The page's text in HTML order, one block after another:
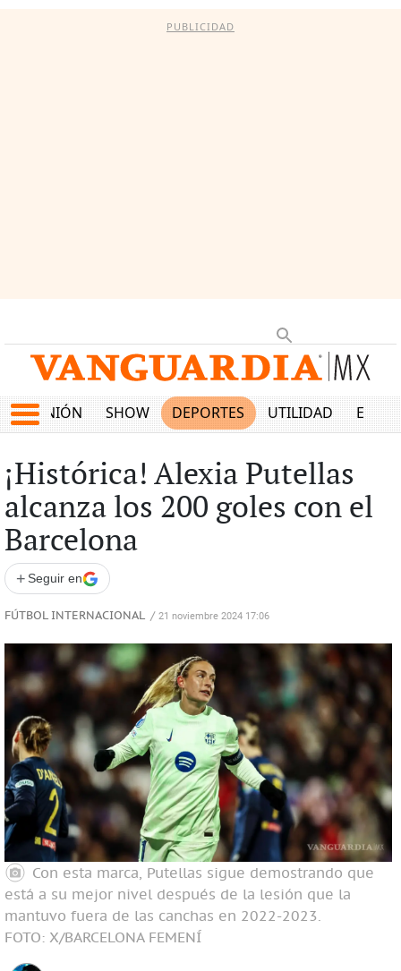
PUBLICIDAD
OPINIÓN SHOW DEPORTES UTILIDAD
¡Histórica! Alexia Putellas
alcanza los 200 goles con el
Barcelona
+ Seguir en
FÚTBOL INTERNACIONAL / 21 noviembre 2024 17:06
Con esta marca, Putellas sigue demostrando que
está a su mejor nivel después de la lesión que la
mantuvo fuera de las canchas en 2022-2023.
FOTO: X/BARCELONA FEMENÍ